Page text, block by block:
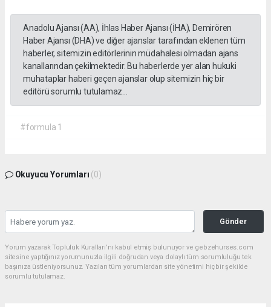
Anadolu Ajansı (AA), İhlas Haber Ajansı (İHA), Demirören
Haber Ajansı (DHA) ve diğer ajanslar tarafından eklenen tüm
haberler, sitemizin editörlerinin müdahalesi olmadan ajans
kanallarından çekilmektedir. Bu haberlerde yer alan hukuki
muhataplar haberi geçen ajanslar olup sitemizin hiç bir
editörü sorumlu tutulamaz...
#formula 1
Okuyucu Yorumları (0)
Gönder
Yorum yazarak Topluluk Kuralları’nı kabul etmiş bulunuyor ve gebzehurses.com
sitesine yaptığınız yorumunuzla ilgili doğrudan veya dolaylı tüm sorumluluğu tek
başınıza üstleniyorsunuz. Yazılan tüm yorumlardan site yönetimi hiçbir şekilde
sorumlu tutulamaz.